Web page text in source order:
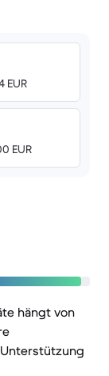
EUR
EUR
hängt von